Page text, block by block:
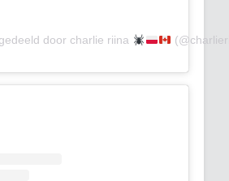
door charlie riina